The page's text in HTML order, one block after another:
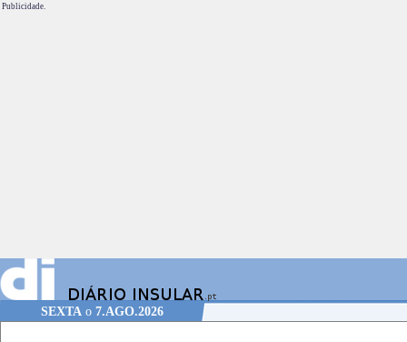
Publicidade.
SEXTA o 7.AGO.2026